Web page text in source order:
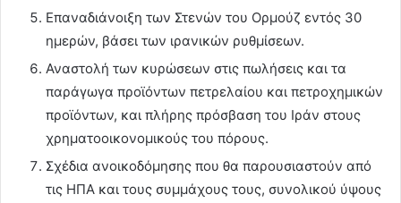
Επαναδιάνοιξη των Στενών του Ορμούζ εντός 30
ημερών, βάσει των ιρανικών ρυθμίσεων.
Αναστολή των κυρώσεων στις πωλήσεις και τα
παράγωγα προϊόντων πετρελαίου και πετροχημικών
προϊόντων, και πλήρης πρόσβαση του Ιράν στους
χρηματοοικονομικούς του πόρους.
Σχέδια ανοικοδόμησης που θα παρουσιαστούν από
τις ΗΠΑ και τους συμμάχους τους, συνολικού ύψους